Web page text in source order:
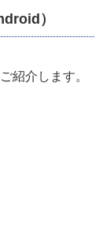
）
紹介します。